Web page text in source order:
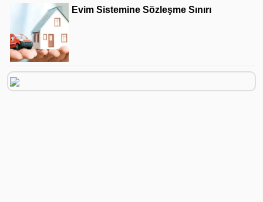
Evim Sistemine Sözleşme Sınırı